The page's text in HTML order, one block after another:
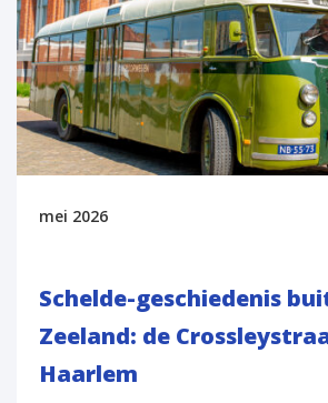
mei 2026
Schelde-geschiedenis
Zeeland: de
Haarlem